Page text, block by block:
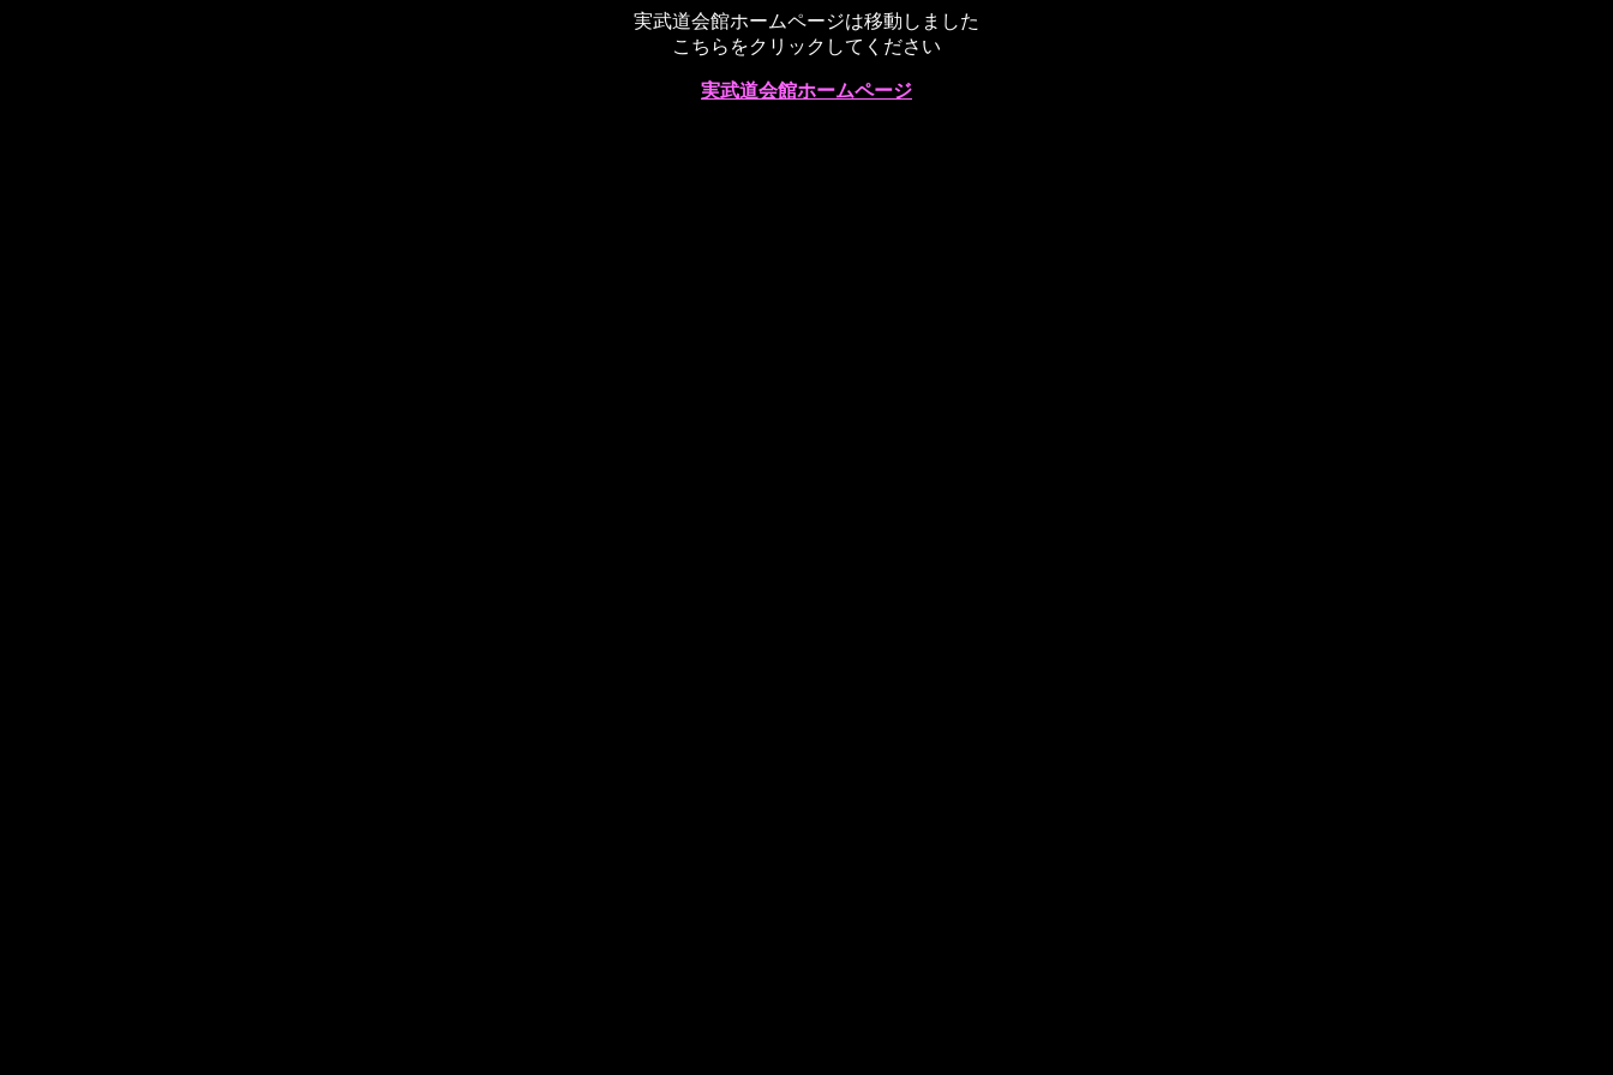
実武道会館ホームページは移動しました
こちらをクリックしてください
実武道会館ホームページ